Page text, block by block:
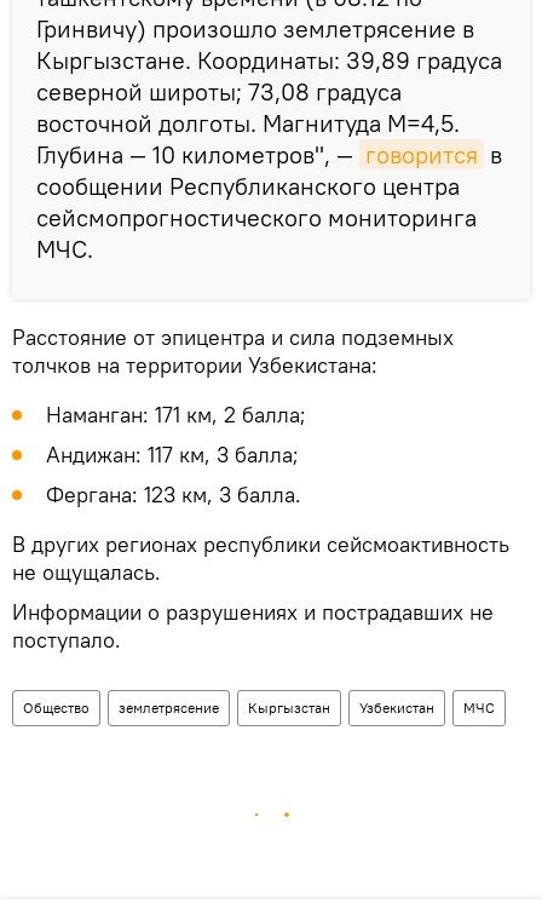
Гринвичу) произошло землетрясение в
Кыргызстане. Координаты: 39,89 градуса
северной широты; 73,08 градуса
восточной долготы. Магнитуда М=4,5.
Глубина — 10 километров", — говорится в
сообщении Республиканского центра
сейсмопрогностического мониторинга
МЧС.
Расстояние от эпицентра и сила подземных
толчков на территории Узбекистана:
Наманган: 171 км, 2 балла;
Андижан: 117 км, 3 балла;
Фергана: 123 км, 3 балла.
В других регионах республики сейсмоактивность
не ощущалась.
Информации о разрушениях и пострадавших не
поступало.
Общество землетрясение Кыргызстан Узбекистан МЧС